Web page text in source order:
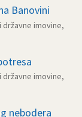
Banovini
imovine,
imovine,
nebodera